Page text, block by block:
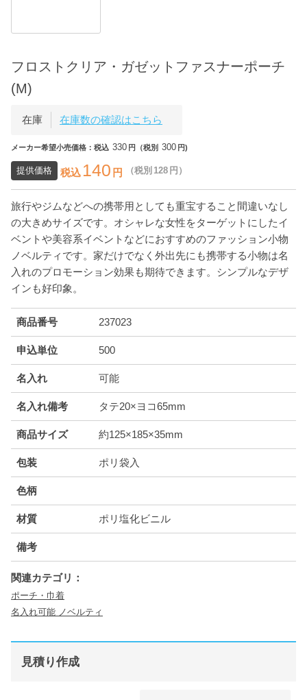
フロストクリア・ガゼットファスナーポーチ
(M)
在庫 在庫数の確認はこちら
メーカー希望小売価格：税込 330 円（税別 300 円)
提供価格 税込 140 円 （税別 128 円）
旅行やジムなどへの携帯用としても重宝すること間違いなし
の大きめサイズです。オシャレな女性をターゲットにしたイ
ベントや美容系イベントなどにおすすめのファッション小物
ノベルティです。家だけでなく外出先にも携帯する小物は名
入れのプロモーション効果も期待できます。シンプルなデザ
インも好印象。
商品番号 237023
申込単位 500
名入れ 可能
名入れ備考 タテ20×ヨコ65mm
商品サイズ 約125×185×35mm
包装 ポリ袋入
色柄
材質 ポリ塩化ビニル
備考
関連カテゴリ：
ポーチ・巾着
名入れ可能 ノベルティ
見積り作成